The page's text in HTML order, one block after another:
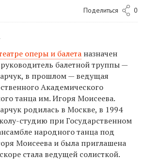
Поделиться 0
оперы и балета назначен
балетной труппы —
в прошлом — ведущая
Академического
танца им. Игоря Моисеева.
родилась в Москве, в 1994
студию при Государственном
народного танца под
Моисеева и была приглашена
стала ведущей солисткой.